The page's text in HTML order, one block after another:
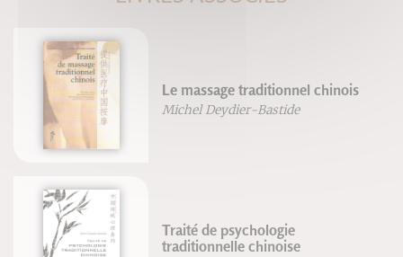
Le massage traditionnel chinois
Michel Deydier-Bastide
Traité de psychologie
traditionnelle chinoise